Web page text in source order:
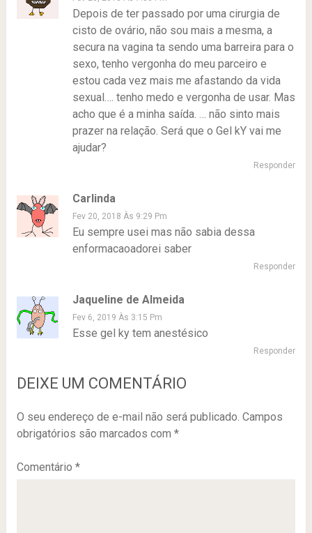
Depois de ter passado por uma cirurgia de
cisto de ovário, não sou mais a mesma, a
secura na vagina ta sendo uma barreira para o
sexo, tenho vergonha do meu parceiro e
estou cada vez mais me afastando da vida
sexual…. tenho medo e vergonha de usar. Mas
acho que é a minha saída. … não sinto mais
prazer na relação. Será que o Gel kY vai me
ajudar?
Responder
Carlinda
Fev 20, 2018 Às 9:29 Pm
Eu sempre usei mas não sabia dessa
enformacaoadorei saber
Responder
Jaqueline de Almeida
Fev 6, 2019 Às 3:15 Pm
Esse gel ky tem anestésico
Responder
DEIXE UM COMENTÁRIO
O seu endereço de e-mail não será publicado. Campos
obrigatórios são marcados com *
Comentário *